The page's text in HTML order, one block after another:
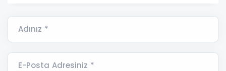
Adınız *
E-Posta Adresiniz *